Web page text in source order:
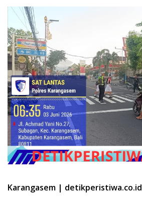
Karangasem | detikperistiwa.co.id